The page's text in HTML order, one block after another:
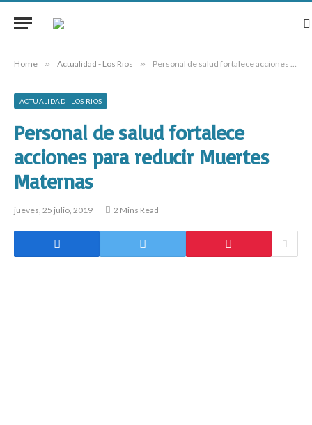
Home » Actualidad - Los Rios » Personal de salud fortalece acciones para reducir Muertes Maternas
ACTUALIDAD - LOS RIOS
Personal de salud fortalece
acciones para reducir Muertes
Maternas
jueves, 25 julio, 2019 2 Mins Read